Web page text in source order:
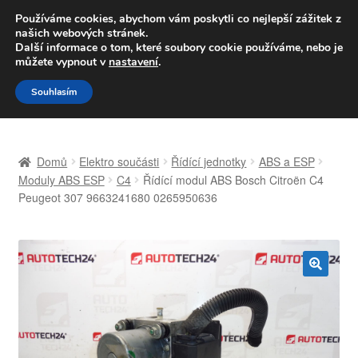
DOPRAVA od 139,-Kč
Volejte po-pá 9-16 704 494 494
Přeskočit
na
navigaci
Přejít
k
obsahu
Celosvětová doprava
Kontakt
Můj účet
Domů Elektro součásti Řídící jednotky
ABS a ESP
Moduly ABS ESP
C4
Řídící modul ABS Bosch Citroën C4
Peugeot 307 9663241680 0265950636
Používáme cookies, abychom vám poskytli co nejlepší zážitek z
našich webových stránek.
Další informace o tom, které soubory cookie používáme, nebo je
můžete vypnout v nastavení.
Souhlasím